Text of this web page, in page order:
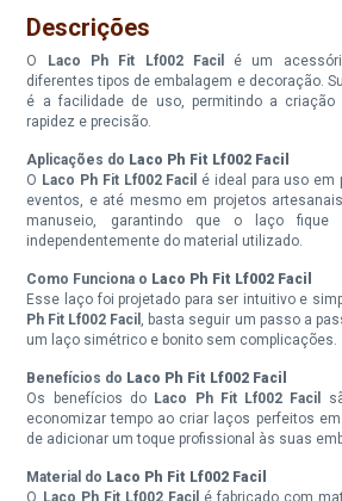
Descrições
O Laco Ph Fit Lf002 Facil
é um
diferentes tipos de embalagem e decoração.
é a facilidade de uso, permitindo a
rapidez e precisão.
Aplicações do Laco Ph Fit Lf002 Facil
O Laco Ph Fit Lf002 Facil é ideal para uso em
eventos, e até mesmo em projetos
manuseio, garantindo que o laço fique
independentemente do material utilizado.
Como Funciona o Laco Ph Fit Lf002 Facil
Esse laço foi projetado para ser intuitivo e
Ph Fit Lf002 Facil
, basta seguir um passo a
um laço simétrico e bonito sem complicações.
Benefícios do Laco Ph Fit Lf002 Facil
Os benefícios do Laco Ph Fit Lf002 Facil
economizar tempo ao criar laços perfeitos
de adicionar um toque profissional às suas
Material do Laco Ph Fit Lf002 Facil
O Laco Ph Fit Lf002 Facil é fabricado com